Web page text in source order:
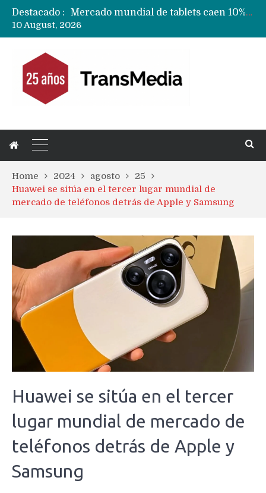
Destacado :
Fabricantes suben precios de teléfonos y ganan más dinero en un mercado donde Xiaomi alerta por no mejorar ventas
10 August, 2026
Home 2024 agosto
25
Huawei se sitúa en el tercer lugar mundial de
mercado de teléfonos detrás de Apple y Samsung
Huawei se sitúa en el tercer
lugar mundial de mercado de
teléfonos detrás de Apple y
Samsung